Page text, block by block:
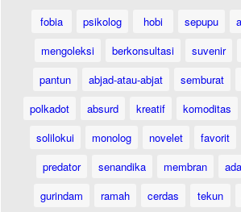
fobia psikolog hobi sepupu
mengoleksi
berkonsultasi suvenir
pantun
abjad-atau-abjat semburat
polkadot
absurd kreatif komoditas
solilokui
monolog novelet favorit
predator
senandika membran
gurindam
ramah cerdas tekun